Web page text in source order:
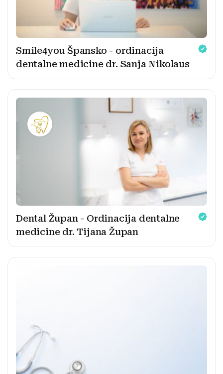
Smile4you Špansko - ordinacija
dentalne medicine dr. Sanja Nikolaus
Dental Župan - Ordinacija dentalne
medicine dr. Tijana Župan